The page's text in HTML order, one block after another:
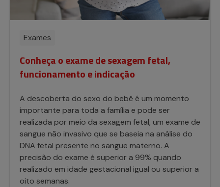
Exames
Conheça o exame de sexagem fetal,
funcionamento e indicação
A descoberta do sexo do bebê é um momento
importante para toda a família e pode ser
realizada por meio da sexagem fetal, um exame de
sangue não invasivo que se baseia na análise do
DNA fetal presente no sangue materno. A
precisão do exame é superior a 99% quando
realizado em idade gestacional igual ou superior a
oito semanas.